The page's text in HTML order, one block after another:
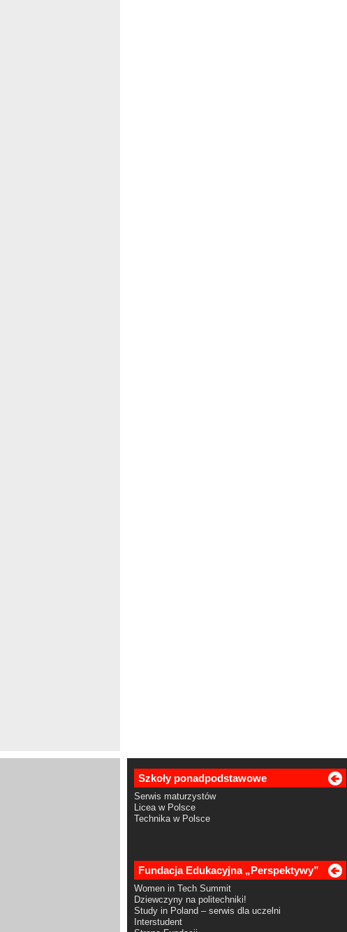
Szkoły ponadpodstawowe
Serwis maturzystów
Licea w Polsce
Technika w Polsce
Fundacja Edukacyjna „Perspektywy”
Women in Tech Summit
Dziewczyny na politechniki!
Study in Poland – serwis dla uczelni
Interstudent